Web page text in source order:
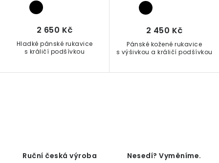
Hladké pánské rukavice
s králičí podšívkou
2 650 Kč
Pánské kožené rukavice
s výšivkou a králičí podšívkou
2 450 Kč
Ruční česká výroba Nesedí? Vyměníme.